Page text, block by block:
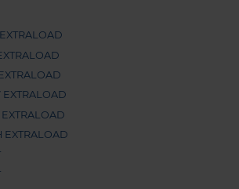
EXTRALOAD
EXTRALOAD